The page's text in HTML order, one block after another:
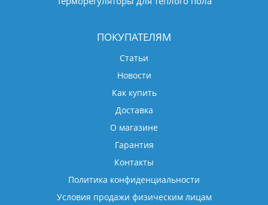
ПОКУПАТЕЛЯМ
Статьи
Новости
Как купить
Доставка
О магазине
Гарантия
Контакты
Политика конфиденциальности
Условия продажи физическим лицам